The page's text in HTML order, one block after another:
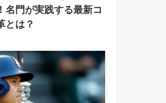
名門が実践する最新コ
とは？